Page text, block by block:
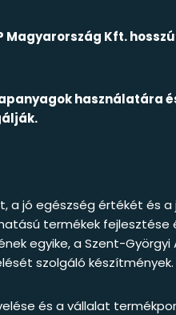
Magyarország Kft.
használatára
a jó egészség értékét és
termékek fejlesztése
egyike, a Szent-
szolgáló készítmények.
és a vállalat